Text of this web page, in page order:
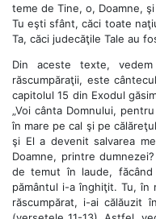
teme de Tine, o, Doamne,
Tu eşti sfânt, căci toate
Ta, căci judecăţile Tale au
Din aceste texte,
răscumpăraţii, este
capitolul 15 din Exodul
„Voi cânta Domnului,
în mare pe cal şi pe
şi El a devenit salvarea
Doamne, printre
de temut în laude,
pământul i-a înghiţit. Tu, în
răscumpărat, i-ai călăuzit